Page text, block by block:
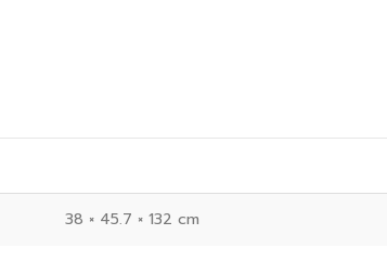
38 × 45.7 × 132 cm